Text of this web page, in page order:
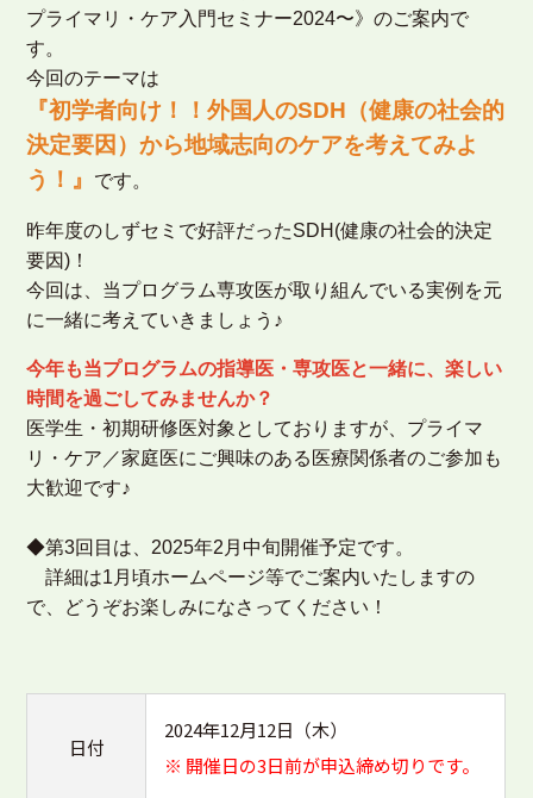
プライマリ・ケア入門セミナー2024〜》のご案内で
す。
今回のテーマは
『初学者向け！！外国人のSDH（健康の社会的
決定要因）から地域志向のケアを考えてみよ
う！』
です。
昨年度のしずセミで好評だったSDH(健康の社会的決定
要因)！
今回は、当プログラム専攻医が取り組んでいる実例を元
に一緒に考えていきましょう♪
今年も当プログラムの指導医・専攻医と一緒に、楽しい
時間を過ごしてみませんか？
医学生・初期研修医対象としておりますが、プライマ
リ・ケア／家庭医にご興味のある医療関係者のご参加も
大歓迎です♪
◆第3回目は、2025年2月中旬開催予定です。
詳細は1月頃ホームページ等でご案内いたしますの
で、どうぞお楽しみになさってください！
日付
2024年12月12日（木）
※ 開催日の3日前が申込締め切りです。